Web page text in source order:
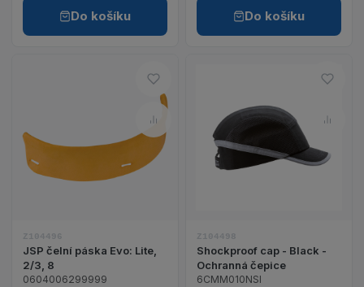
Do košíku Do košíku
Do oblíbených – JSP čelní
Porovnat – JSP čelní páska
Zobrazit detail produktu JSP čelní páska Evo:
Z104496
JSP čelní páska Evo: Lite,
2/3, 8
0604006299999
Do
Zobrazit detail
Z104498
Shockproof cap - Black -
Ochranná čepice
6CMM010NSI